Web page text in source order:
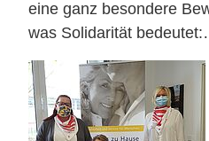
eine ganz besondere
was Solidarität